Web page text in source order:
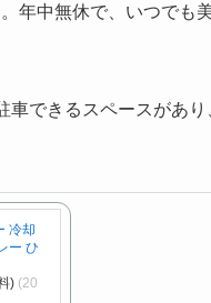
年中無休で、いつでも
できるスペースがあ
冷却
ー ひ
) (20